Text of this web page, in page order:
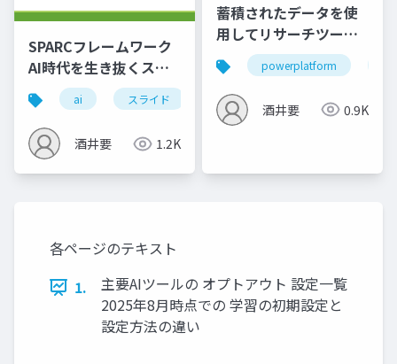
SPARCフレームワーク
AI時代を生き抜くスラ
イド作成
ai スライド フレームワーク
酒井要 1.2K
蓄積されたデータを使
用してリサーチツール
でレポートを作る
powerplatform
酒井要 0.9K
各ページのテキスト
1.
主要AIツールの オプトアウト 設定一覧
2025年8月時点での 学習の初期設定と
設定方法の違い